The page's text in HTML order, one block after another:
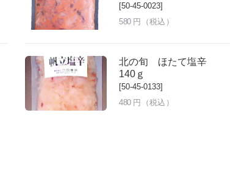
[50-45-0023]
580 円（税込）
北の旬 ほたて塩辛
140ｇ
[50-45-0133]
480 円（税込）